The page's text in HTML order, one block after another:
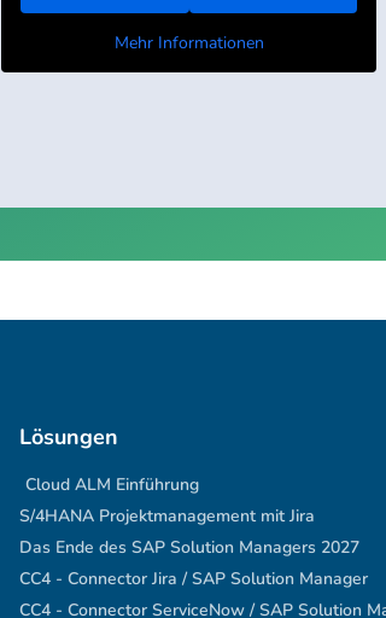
Mehr Informationen
Lösungen
Cloud ALM Einführung
S/4HANA Projektmanagement mit Jira
Das Ende des SAP Solution Managers 2027
CC4 - Connector Jira / SAP Solution Manager
CC4 - Connector ServiceNow / SAP Solution